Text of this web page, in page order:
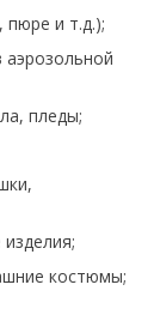
пюре и т.д.);
пледы;
костюмы;